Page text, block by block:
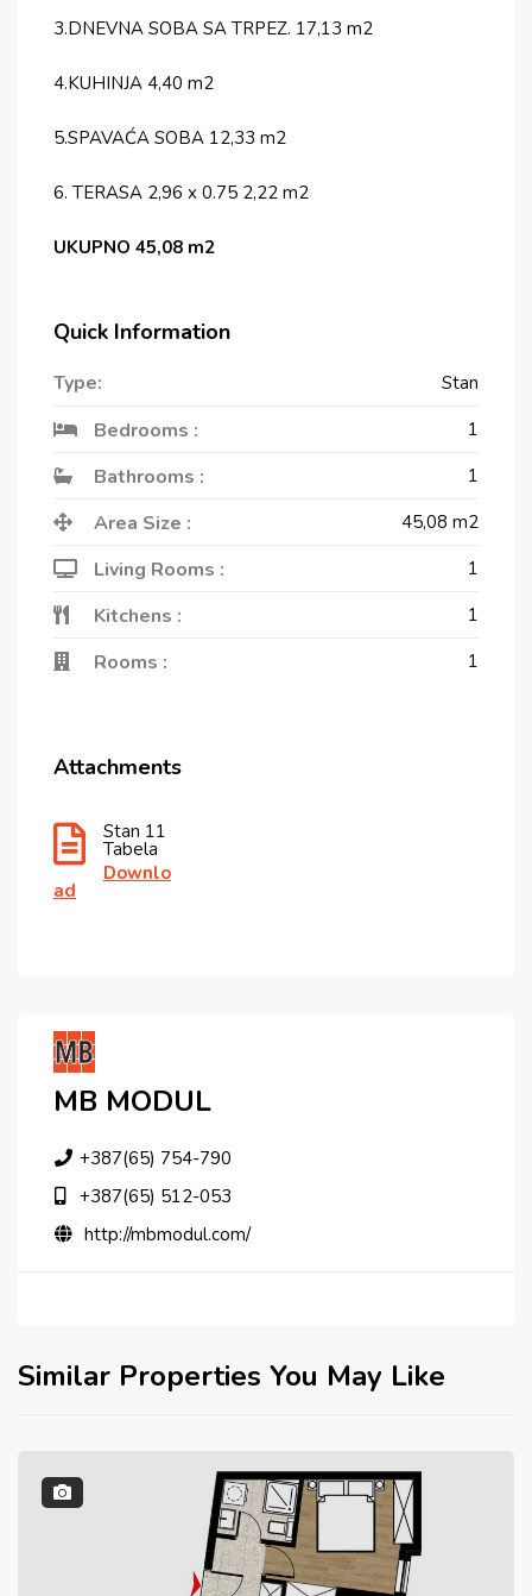
3.DNEVNA SOBA SA TRPEZ. 17,13 m2
4.KUHINJA 4,40 m2
5.SPAVAĆA SOBA 12,33 m2
6. TERASA 2,96 x 0.75 2,22 m2
UKUPNO 45,08 m2
Quick Information
Type: Stan
Bedrooms : 1
Bathrooms : 1
Area Size : 45,08 m2
Living Rooms : 1
Kitchens : 1
Rooms : 1
Attachments
Stan 11
Tabela
Downlo
Ad
MB MODUL
+387(65) 754-790
+387(65) 512-053
http://mbmodul.com/
Similar Properties You May Like